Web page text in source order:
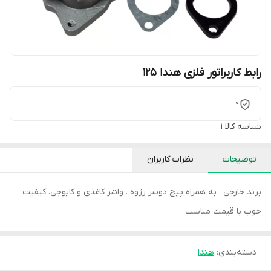
رابط کاربراتور فلزی هندا ۱۲۵
0
شناسه کالا 1
توضیحات نظرات کاربران
برند خارجی . به همراه پیچ دوسر رزوه . واشر کاغذی و کایوچی. کیفیت
خوب با قیمت مناسب
دسته‌بندی: هندا